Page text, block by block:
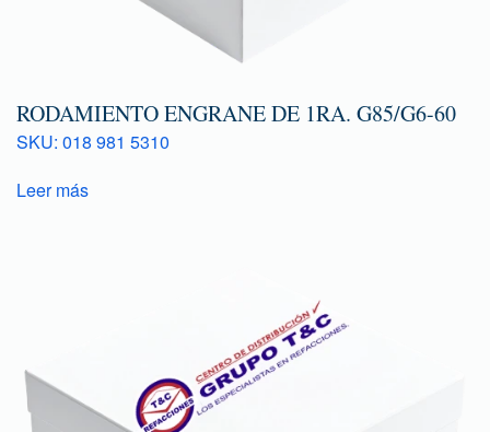
RODAMIENTO ENGRANE DE 1RA. G85/G6-60
SKU: 018 981 5310
Leer más